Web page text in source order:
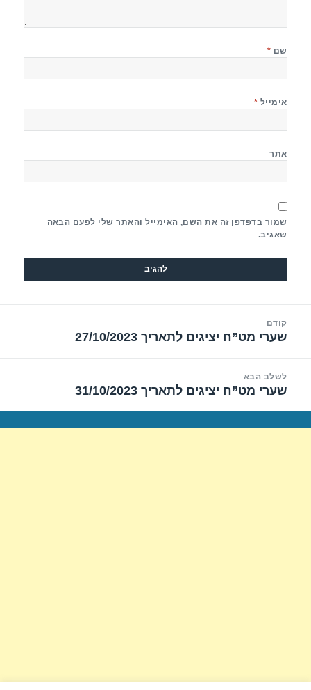
שם *
אימייל *
אתר
שמור בדפדפן זה את השם, האימייל והאתר שלי לפעם הבאה
שאגיב.
קודם
הפוסט
שערי מט”ח יציגים לתאריך 27/10/2023
לשלב הבא
הפוסט
שערי מט”ח יציגים לתאריך 31/10/2023